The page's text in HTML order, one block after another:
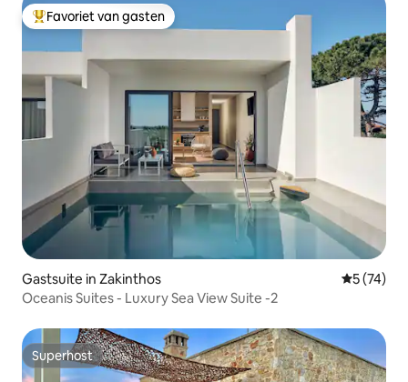
Topfavoriet van gasten
Favoriet van gasten
Gastsuite in Zakinthos
5 (74)
Oceanis Suites - Luxury Sea View Suite -2
Superhost
Superhost